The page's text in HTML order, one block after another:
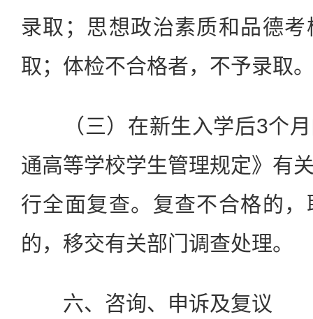
录取；思想政治素质和品德
取；体检不合格者，不予录取
（三）在新生入学后3个月
通高等学校学生管理规定》有
行全面复查。复查不合格的
的，移交有关部门调查处理。
六、咨询、申诉及复议